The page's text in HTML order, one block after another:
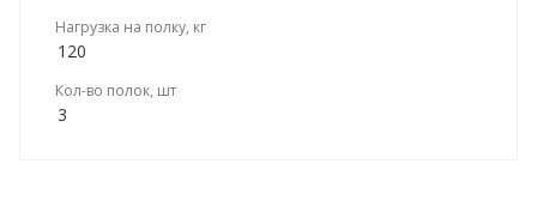
Нагрузка на полку, кг
120
Кол-во полок, шт
3